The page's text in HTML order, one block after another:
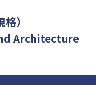
）
Architecture